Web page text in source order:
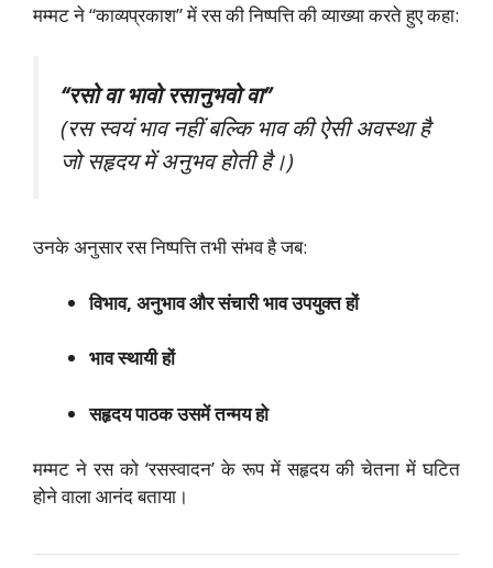
मम्मट ने “काव्यप्रकाश” में रस की निष्पत्ति की व्याख्या करते हुए कहा:
“रसो वा भावो रसानुभवो वा”
(रस स्वयं भाव नहीं बल्कि भाव की ऐसी अवस्था है
जो सहृदय में अनुभव होती है।)
उनके अनुसार रस निष्पत्ति तभी संभव है जब:
विभाव, अनुभाव और संचारी भाव उपयुक्त हों
भाव स्थायी हों
सहृदय पाठक उसमें तन्मय हो
मम्मट ने रस को ‘रसस्वादन’ के रूप में सहृदय की चेतना में घटित
होने वाला आनंद बताया।